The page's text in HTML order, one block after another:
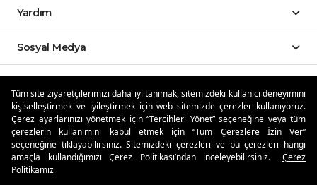
Tüm site ziyaretçilerimizi daha iyi tanımak, sitemizdeki kullanıcı deneyimini
kişiselleştirmek ve iyileştirmek için web sitemizde çerezler kullanıyoruz.
Çerez ayarlarınızı yönetmek için “Tercihleri Yönet” seçeneğine veya tüm
çerezlerin kullanımını kabul etmek için “Tüm Çerezlere İzin Ver”
seçeneğine tıklayabilirsiniz. Sitemizdeki çerezleri ve bu çerezleri hangi
amaçla kullandığımızı Çerez Politikası’ndan inceleyebilirsiniz.
Çerez
Politikamız
Yardım
Sosyal Medya
Özdilekteyim'de Taksit Avantajları
Güvenli Alışveriş